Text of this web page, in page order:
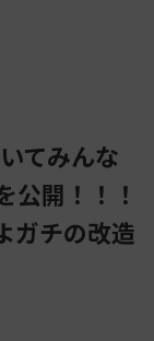
てみんな
公開！！！
ガチの改造